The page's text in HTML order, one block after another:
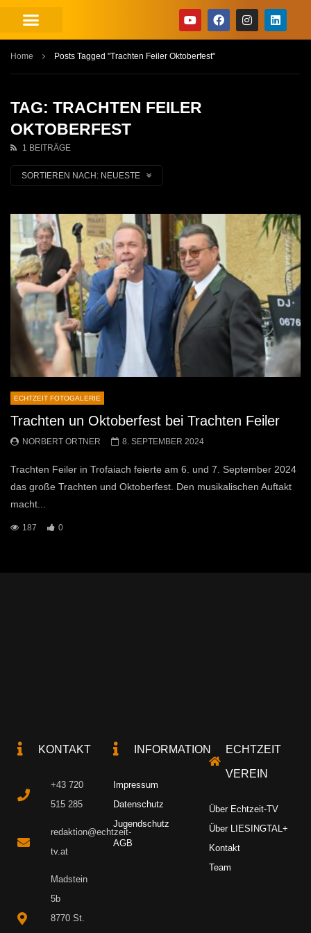
Home Posts Tagged "Trachten Feiler Oktoberfest"
TAG: TRACHTEN FEILER
OKTOBERFEST
1 BEITRÄGE
SORTIEREN NACH: NEUESTE
ECHTZEIT FOTOGALERIE
Trachten un Oktoberfest bei Trachten Feiler
NORBERT ORTNER 8. SEPTEMBER 2024
Trachten Feiler in Trofaiach feierte am 6. und 7. September 2024
das große Trachten und Oktoberfest. Den musikalischen Auftakt
macht...
187 0
KONTAKT
+43 720
515 285
redaktion@echtzeit-
tv.at
Madstein
5b
8770 St.
INFORMATION
Impressum
Datenschutz
Jugendschutz
AGB
ECHTZEIT
VEREIN
Über Echtzeit-TV
Über LIESINGTAL+
Kontakt
Team